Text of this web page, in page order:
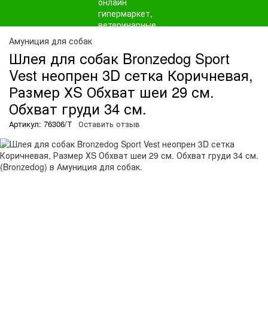
Амуниция для собак
Шлея для собак Bronzedog Sport
Vest неопрен 3D сетка Коричневая,
Размер ХS Обхват шеи 29 см.
Обхват груди 34 см.
Артикул: 76306/Т Оставить отзыв